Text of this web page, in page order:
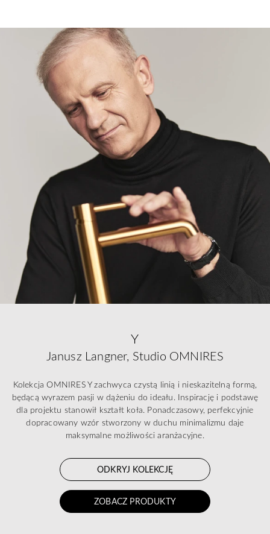
Y
Janusz Langner, Studio OMNIRES
Kolekcja OMNIRES Y zachwyca czystą linią i nieskazitelną formą,
będącą wyrazem pasji w dążeniu do ideału. Inspirację i podstawę
dla projektu stanowił kształt koła. Ponadczasowy, perfekcyjnie
dopracowany wzór stworzony w duchu minimalizmu daje
maksymalne możliwości aranżacyjne.
ODKRYJ KOLEKCJĘ
ZOBACZ PRODUKTY